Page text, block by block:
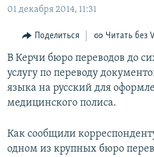
Вернутся
поиску
ИНТЕРАКТИВ
ИНФОГРАФИКА
ТЕЛЕПРОЕКТ КРЫМ.РЕАЛИИ
СОВЕТЫ ПРАВОЗАЩИТНИКОВ
ПРОПАВШИЕ БЕЗ ВЕСТИ
КРЫМ.НЕПОКОРЕННЫЙ
РАДІО СВОБОДА
КАК ОБОЙТИ БЛОКИРОВКУ
Українською
Qırımtatar
01 декабря 2014, 11:31
Поделиться Читать без
В Керчи бюро переводов до
услугу по переводу
языка на русский для
медицинского полиса.
Как сообщили
одном из крупных бюро